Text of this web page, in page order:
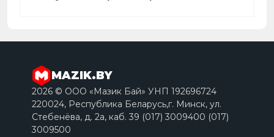
MAZIK.BY
2026 © ООО «Мазик Бай» УНП 192696724
220024, Республика Беларусь,г. Минск, ул.
Стебенёва, д. 2a, каб. 39 (017) 3009400 (017)
3009500